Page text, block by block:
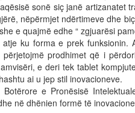
sonë siç janë artizanatet
nëpërmjet ndërtimeve dhe
e quajmë edhe “ zgjuarësi
atje ku forma e prek funksionin.
prodhimet që i
e deri tek tablet
ai u jep stil inovacioneve.
Botërore e Pronësisë
në dhënien formë të